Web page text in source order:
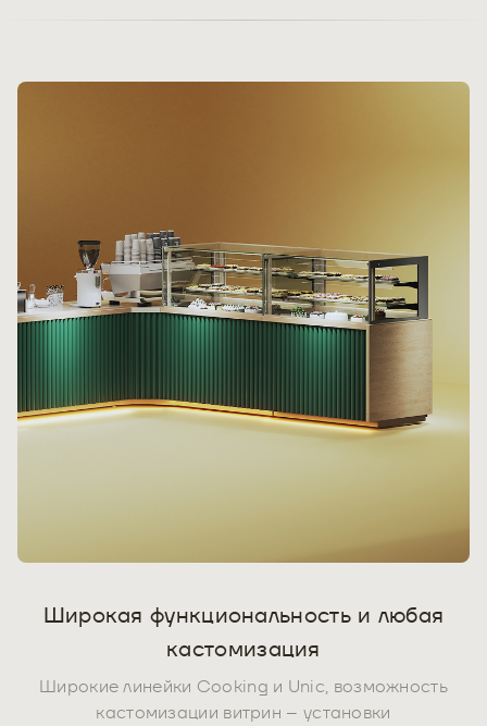
Широкая функциональность и любая
кастомизация
Широкие линейки Cooking и Unic, возможность
кастомизации витрин – установки